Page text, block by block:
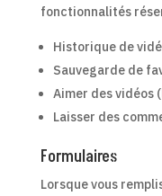
fonctionnalités
Historique de
Sauvegarde de
Aimer des vidéos
Laisser des
Formulaires
Lorsque vous